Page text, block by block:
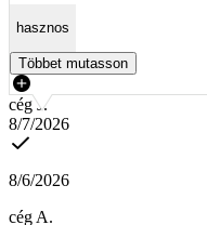
hasznos
Többet mutasson
cég J.
8/7/2026
8/6/2026
cég A.